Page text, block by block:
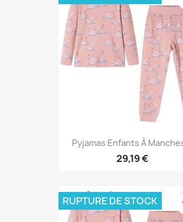
Pyjamas Enfants À
29,19 €
RUPTURE DE STOCK